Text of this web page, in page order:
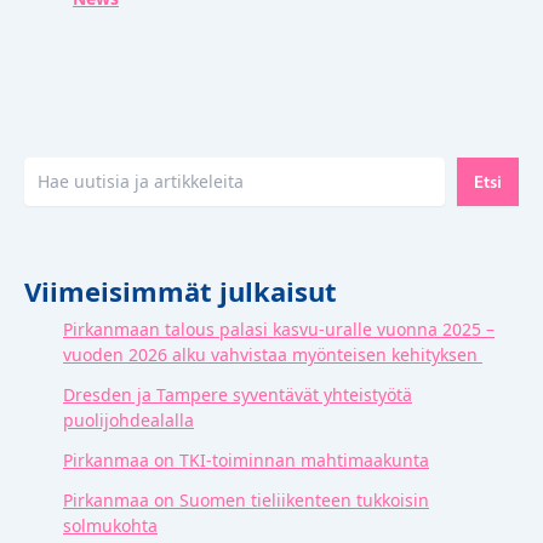
Etsi
Viimeisimmät julkaisut
Pirkanmaan talous palasi kasvu-uralle vuonna 2025 –
vuoden 2026 alku vahvistaa myönteisen kehityksen
Dresden ja Tampere syventävät yhteistyötä
puolijohdealalla
Pirkanmaa on TKI-toiminnan mahtimaakunta
Pirkanmaa on Suomen tieliikenteen tukkoisin
solmukohta